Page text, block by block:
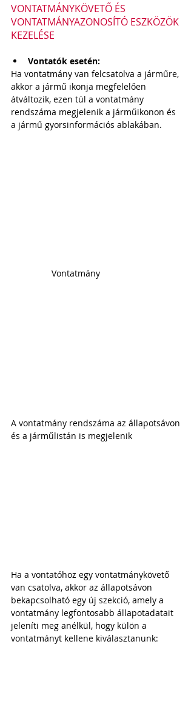
VONTATMÁNYKÖVETŐ ÉS
VONTATMÁNYAZONOSÍTÓ ESZKÖZÖK
KEZELÉSE
Vontatók esetén:
Ha vontatmány van felcsatolva a járműre,
akkor a jármű ikonja megfelelően
átváltozik, ezen túl a vontatmány
rendszáma megjelenik a járműikonon és
a jármű gyorsinformációs ablakában.
Vontatmány
A vontatmány rendszáma az állapotsávon
és a járműlistán is megjelenik
Ha a vontatóhoz egy vontatmánykövető
van csatolva, akkor az állapotsávon
bekapcsolható egy új szekció, amely a
vontatmány legfontosabb állapotadatait
jeleníti meg anélkül, hogy külön a
vontatmányt kellene kiválasztanunk: